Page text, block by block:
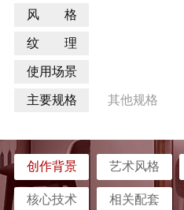
风 格
纹 理
使用场景
主要规格 其他规格
创作背景 艺术风格
核心技术 相关配套